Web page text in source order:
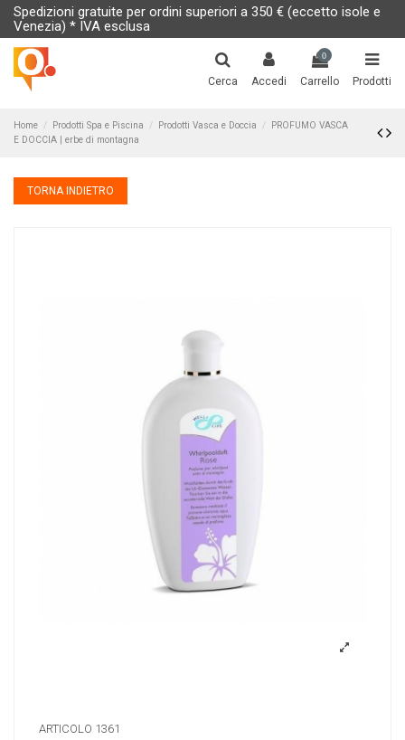
Spedizioni gratuite per ordini superiori a 350 € (eccetto isole e
Venezia) * IVA esclusa
Cerca Accedi
0
Carrello Prodotti
Home Prodotti Spa e Piscina Prodotti Vasca e Doccia
PROFUMO VASCA
E DOCCIA | erbe di montagna
TORNA INDIETRO
ARTICOLO 1361